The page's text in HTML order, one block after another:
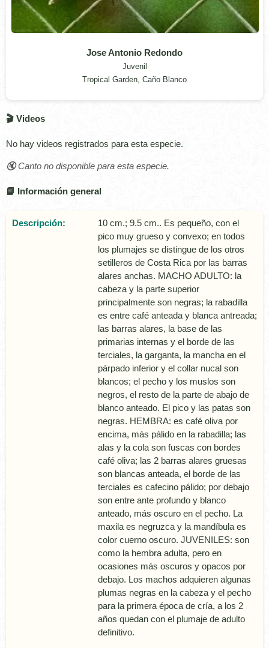
Jose Antonio Redondo
Juvenil
Tropical Garden, Caño Blanco
🎬 Videos
No hay videos registrados para esta especie.
🔇 Canto no disponible para esta especie.
📘 Información general
Descripción:
10 cm.; 9.5 cm.. Es pequeño, con el
pico muy grueso y convexo; en todos
los plumajes se distingue de los otros
setilleros de Costa Rica por las barras
alares anchas. MACHO ADULTO: la
cabeza y la parte superior
principalmente son negras; la rabadilla
es entre café anteada y blanca antreada;
las barras alares, la base de las
primarias internas y el borde de las
terciales, la garganta, la mancha en el
párpado inferior y el collar nucal son
blancos; el pecho y los muslos son
negros, el resto de la parte de abajo de
blanco anteado. El pico y las patas son
negras. HEMBRA: es café oliva por
encima, más pálido en la rabadilla; las
alas y la cola son fuscas con bordes
café oliva; las 2 barras alares gruesas
son blancas anteada, el borde de las
terciales es cafecino pálido; por debajo
son entre ante profundo y blanco
anteado, más oscuro en el pecho. La
maxila es negruzca y la mandí­bula es
color cuerno oscuro. JUVENILES: son
como la hembra adulta, pero en
ocasiones más oscuros y opacos por
debajo. Los machos adquieren algunas
plumas negras en la cabeza y el pecho
para la primera época de crí­a, a los 2
años quedan con el plumaje de adulto
definitivo.